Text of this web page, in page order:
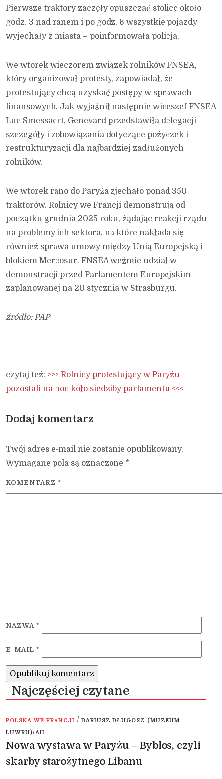
Pierwsze traktory zaczęły opuszczać stolicę około
godz. 3 nad ranem i po godz. 6 wszystkie pojazdy
wyjechały z miasta – poinformowała policja.
We wtorek wieczorem związek rolników FNSEA,
który organizował protesty, zapowiadał, że
protestujący chcą uzyskać postępy w sprawach
finansowych. Jak wyjaśnił następnie wiceszef FNSEA
Luc Smessaert, Genevard przedstawiła delegacji
szczegóły i zobowiązania dotyczące pożyczek i
restrukturyzacji dla najbardziej zadłużonych
rolników.
We wtorek rano do Paryża zjechało ponad 350
traktorów. Rolnicy we Francji demonstrują od
początku grudnia 2025 roku, żądając reakcji rządu
na problemy ich sektora, na które nakłada się
również sprawa umowy między Unią Europejską i
blokiem Mercosur. FNSEA weźmie udział w
demonstracji przed Parlamentem Europejskim
zaplanowanej na 20 stycznia w Strasburgu.
źródło: PAP
czytaj też: >>> Rolnicy protestujący w Paryżu
pozostali na noc koło siedziby parlamentu <<<
Dodaj komentarz
Twój adres e-mail nie zostanie opublikowany.
Wymagane pola są oznaczone *
KOMENTARZ *
NAZWA *
E-MAIL *
Najczęściej czytane
POLSKA WE FRANCJI / DARIUSZ DŁUGOSZ (MUZEUM
LUWRU)/AH
Nowa wystawa w Paryżu – Byblos, czyli
skarby starożytnego Libanu